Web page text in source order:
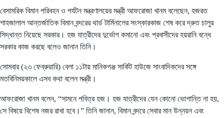
বেসামরিক বিমান পরিবহন ও পর্যটন মন্ত্রণালয়ের মন্ত্রী আফরোজা খানম বলেছেন, হজরত
শাহজালাল আন্তর্জাতিক বিমান বন্দরের থার্ড টার্মিনালের সংস্কারকাজ শেষ করে দ্রুত চালুর
সিদ্ধান্ত নিয়েছে সরকার। হজ যাত্রীদের দুর্ভোগ কমানো এবং প্রবাসীদের হয়রানি বন্ধে
সরকার কাজ করছে বলেও জানান তিনি।
সোমবার (২৩ ফেব্রুয়ারি) বেলা ১১টায় মানিকগঞ্জ সার্কিট হাউজে সাংবাদিকদের সঙ্গে
মতবিনিময়কালে এসব কথা বলেন মন্ত্রী।
আফরোজা খানম বলেন, “সামনে পবিত্র হজ। হজ যাত্রীদের যেন কোনো ভোগান্তি না হয়,
সে বিষয়ে বিশেষ নজর রাখা হবে।” তিনি জানান, বিমান বন্দরে সেবার মান উন্নয়ন এবং